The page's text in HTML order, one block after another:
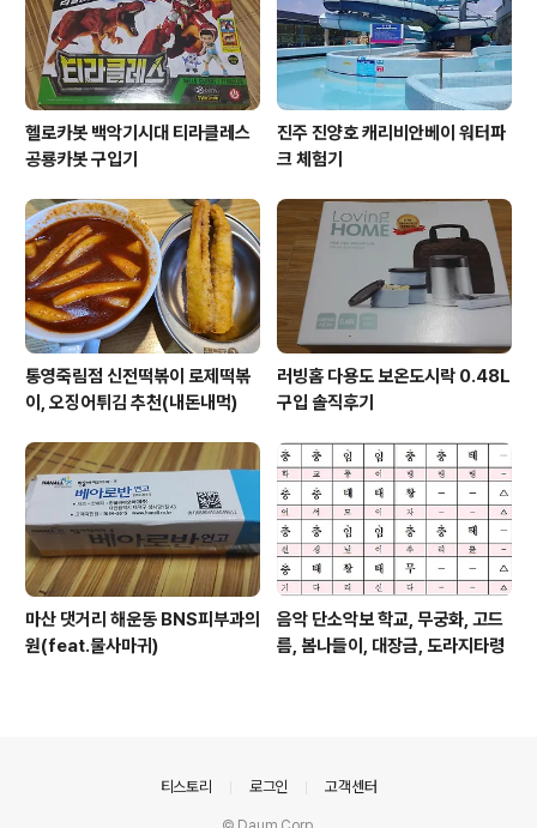
헬로카봇 백악기시대 티라클레스
공룡카봇 구입기
진주 진양호 캐리비안베이 워터파
크 체험기
통영죽림점 신전떡볶이 로제떡볶
이, 오징어튀김 추천(내돈내먹)
러빙홈 다용도 보온도시락 0.48L
구입 솔직후기
마산 댓거리 해운동 BNS피부과의
원(feat.물사마귀)
음악 단소악보 학교, 무궁화, 고드
름, 봄나들이, 대장금, 도라지타령
티스토리 로그인 고객센터